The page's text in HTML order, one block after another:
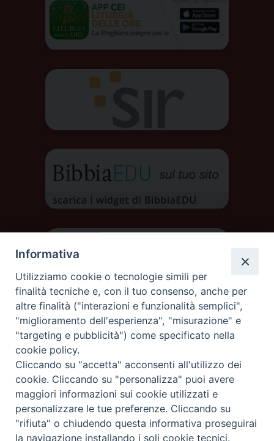
DIOCESI DI AOSTA
DIOCÈSE D'AOSTE
Rue Mgr de Sales 3/A 11100 Aosta
tel. 0165.238515 | fax: 0165.238517
Informativa
Utilizziamo cookie o tecnologie simili per
finalità tecniche e, con il tuo consenso, anche per
altre finalità ("interazioni e funzionalità semplici",
"miglioramento dell'esperienza", "misurazione" e
"targeting e pubblicità") come specificato nella
cookie policy.
Cliccando su "accetta" acconsenti all'utilizzo dei
cookie. Cliccando su "personalizza" puoi avere
maggiori informazioni sui cookie utilizzati e
personalizzare le tue preferenze. Cliccando su
"rifiuta" o chiudendo questa informativa proseguirai
la navigazione installando i soli cookie tecnici.